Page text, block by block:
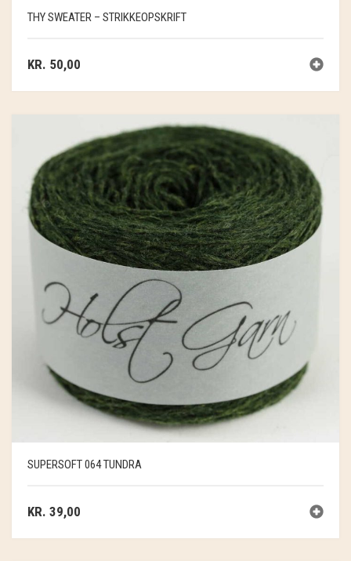
THY SWEATER – STRIKKEOPSKRIFT
KR. 50,00
SUPERSOFT 064 TUNDRA
KR. 39,00